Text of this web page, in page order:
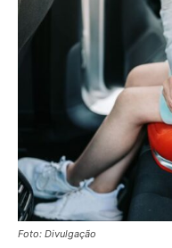
Foto: Divulgação